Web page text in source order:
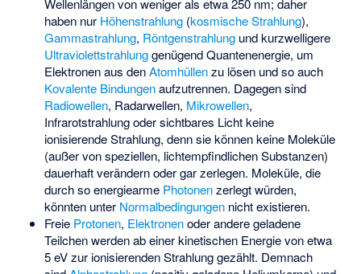
haben nur Höhenstrahlung(kosmische Strahlung),
Gammastrahlung, Röntgenstrahlungund kurzwelligere
UltraviolettstrahlunggenügendQuantenenergie, um
Elektronen aus denAtomhüllenzu lösen und so auch
Kovalente Bindungenaufzutrennen. Dagegen sind
Radiowellen, Radarwellen, Mikrowellen,
Infrarotstrahlung oder sichtbares Licht keine
ionisierende Strahlung, denn sie können keine Moleküle
(außer von speziellen, lichtempfindlichen Substanzen)
dauerhaft verändern oder gar zerlegen. Moleküle, die
durch so energiearme Photonenzerlegt würden,
könnten unter Normalbedingungennicht existieren.
Freie Protonen, Elektronenoder andere geladene
Teilchen werden ab einer kinetischen Energie von etwa
5 eV zur ionisierenden Strahlung gezählt. Demnach